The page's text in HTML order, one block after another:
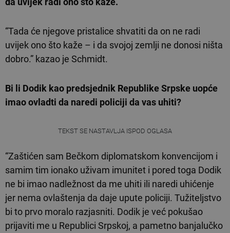
“Tada će njegove pristalice shvatiti da on ne radi
uvijek ono što kaže – i da svojoj zemlji ne donosi ništa
dobro.” kazao je Schmidt.
Bi li Dodik kao predsjednik Republike Srpske uopće
imao ovladti da naredi policiji da vas uhiti?
TEKST SE NASTAVLJA ISPOD OGLASA
“Zaštićen sam Bečkom diplomatskom konvencijom i
samim tim ionako uživam imunitet i pored toga Dodik
ne bi imao nadležnost da me uhiti ili naredi uhićenje
jer nema ovlaštenja da daje upute policiji. Tužiteljstvo
bi to prvo moralo razjasniti. Dodik je već pokušao
prijaviti me u Republici Srpskoj, a pametno banjalučko